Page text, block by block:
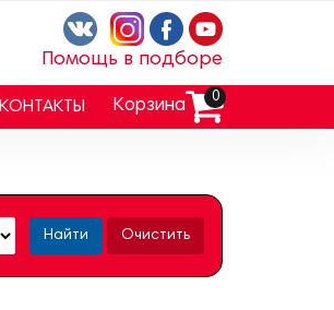
Помощь в подборе
КОНТАКТЫ Корзина 0
Найти Очистить